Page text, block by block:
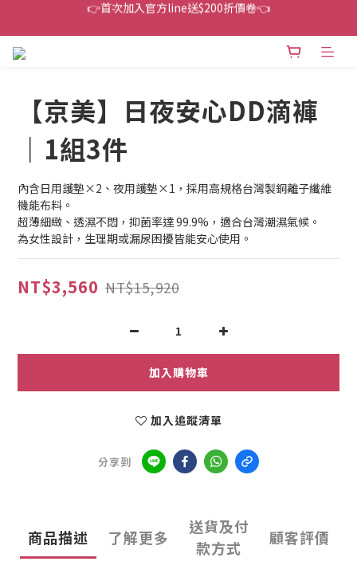
👉首次加入官方line送$200折價卷👈
下單還送嘖嘖$300 專案最超值折扣碼
【京美】日夜安心DD滴褲
｜1組3件
內含日用護墊×2、夜用護墊×1，採用高規格台灣製銅離子纖維
機能布料。
超薄細緻、透濕不悶，抑菌率達 99.9%，適合台灣潮濕氣候。
為女性設計，生理期或漏尿困擾皆能安心使用。
NT$3,560 NT$15,920
加入購物車
加入追蹤清單
分享到
商品描述 了解更多
送貨及付
款方式
顧客評價